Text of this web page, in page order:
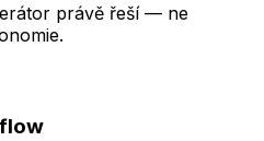
právě řeší — ne